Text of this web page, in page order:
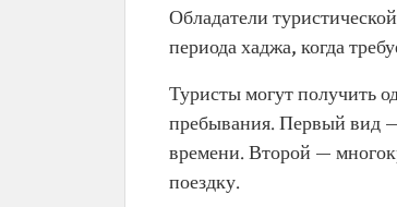
Обладатели
периода хаджа, когда
Туристы могут получить
пребывания. Первый вид —
времени. Второй —
поездку.